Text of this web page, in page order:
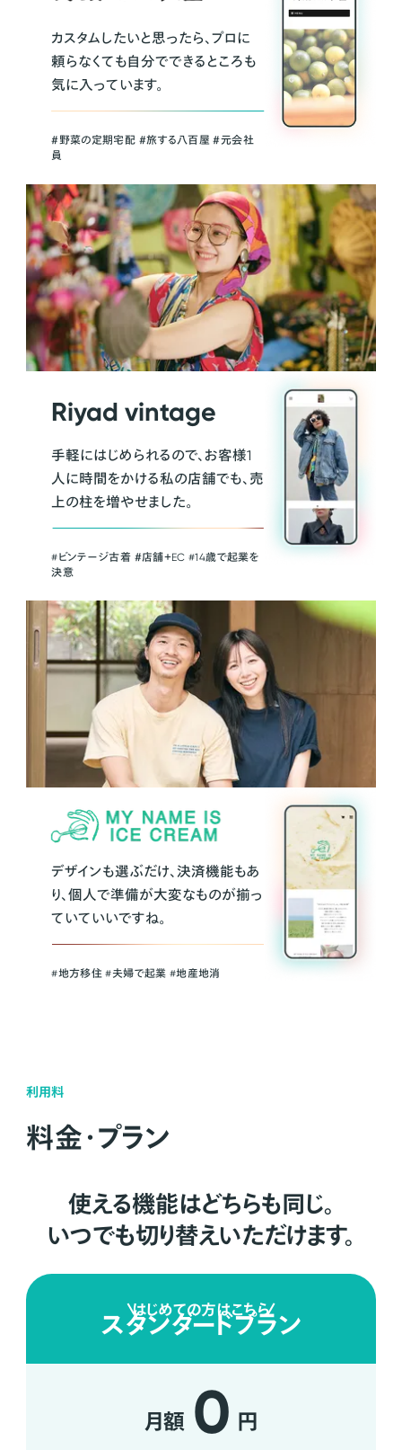
カスタムしたいと思ったら、プロに
頼らなくても自分でできるところも
気に入っています。
＃野菜の定期宅配 ＃旅する八百屋 ＃元会社
員
Riyad vintage
手軽にはじめられるので、お客様1
人に時間をかける私の店舗でも、売
上の柱を増やせました。
#ビンテージ古着 ＃店舗＋EC #14歳で起業を
決意
デザインも選ぶだけ、決済機能もあ
り、個人で準備が大変なものが揃っ
ていていいですね。
#地方移住 #夫婦で起業 #地産地消
利用料
料金・プラン
使える機能はどちらも同じ。
いつでも切り替えいただけます。
はじめての方はこちら
スタンダードプラン
月額 0 円